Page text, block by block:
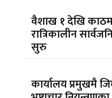
वैशाख १ देखि
रात्रिकालीन
सुरु
कार्यालय प्रमुखमै